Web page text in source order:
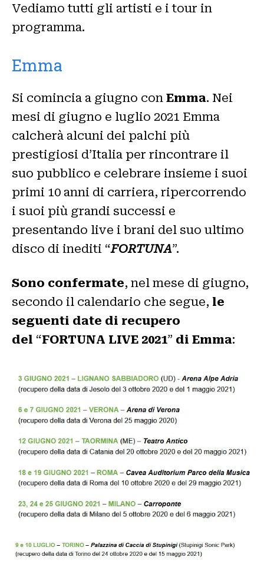
Vediamo tutti gli artisti e i tour in
programma.
Emma
Si comincia a giugno con Emma. Nei
mesi di giugno e luglio 2021 Emma
calcherà alcuni dei palchi più
prestigiosi d’Italia per rincontrare il
suo pubblico e celebrare insieme i suoi
primi 10 anni di carriera, ripercorrendo
i suoi più grandi successi e
presentando live i brani del suo ultimo
disco di inediti “FORTUNA”.
Sono confermate, nel mese di giugno,
secondo il calendario che segue, le
seguenti date di recupero
del “FORTUNA LIVE 2021” di Emma: